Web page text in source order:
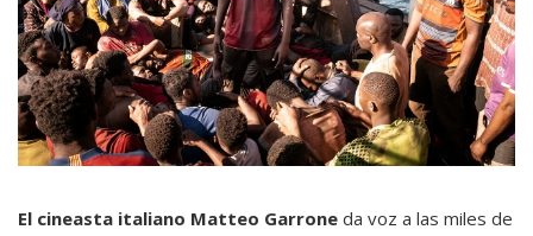
El cineasta italiano Matteo Garrone da voz a las miles de